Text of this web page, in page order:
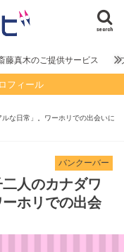
search
藤真木のご提供サービス
フィール
な日常」。ワーホリでの出会いに
バンクーバー
人のカナダワ
ホリでの出会